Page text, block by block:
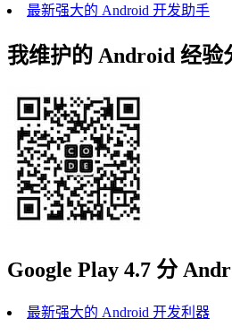
最新强大的 Android 开发助手
我维护的 Android 经验
Google Play 4.7 分
最新强大的 Android 开发利器